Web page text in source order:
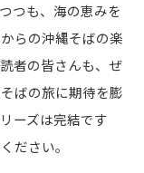
つも、海の恵みを
らの沖縄そばの楽
者の皆さんも、ぜ
ばの旅に期待を膨
ーズは完結です
ださい。